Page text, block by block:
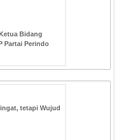
Bidang
Partai Perindo
tetapi Wujud